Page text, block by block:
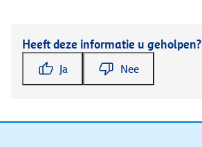
Heeft deze informatie u geholpen?
Ja Nee